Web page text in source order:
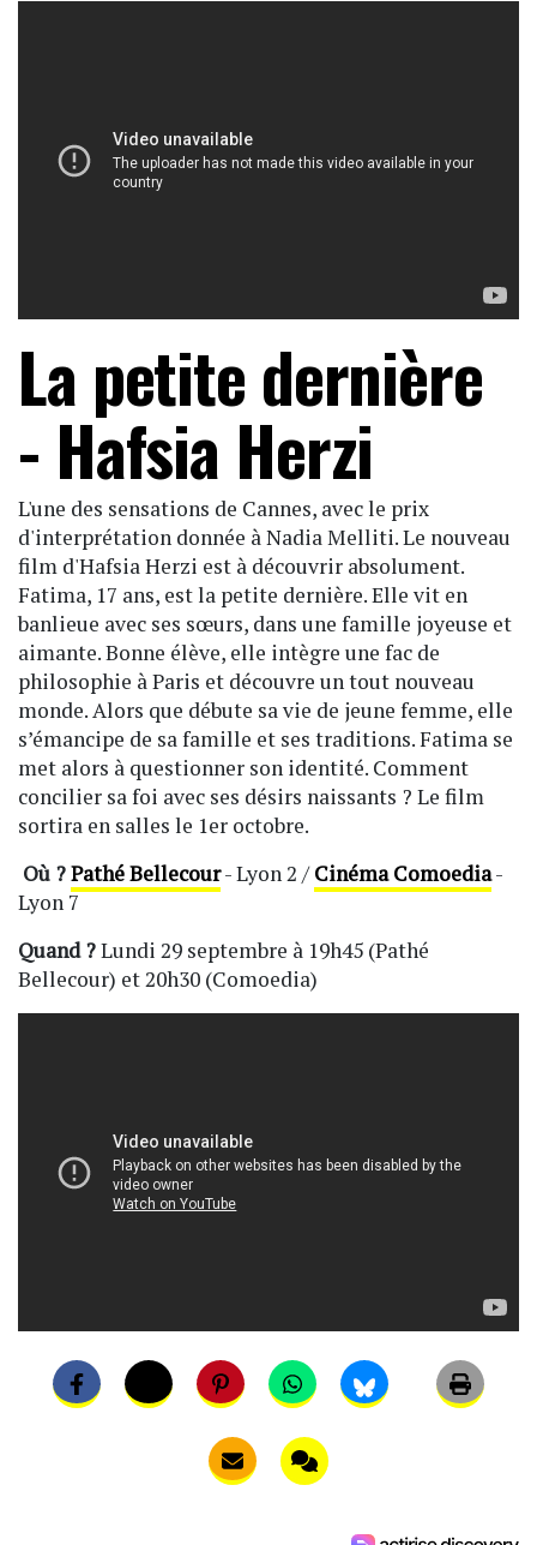
La petite dernière
- Hafsia Herzi
L'une des sensations de Cannes, avec le prix
d'interprétation donnée à Nadia Melliti. Le nouveau
film d'Hafsia Herzi est à découvrir absolument.
Fatima, 17 ans, est la petite dernière. Elle vit en
banlieue avec ses sœurs, dans une famille joyeuse et
aimante. Bonne élève, elle intègre une fac de
philosophie à Paris et découvre un tout nouveau
monde. Alors que débute sa vie de jeune femme, elle
s’émancipe de sa famille et ses traditions. Fatima se
met alors à questionner son identité. Comment
concilier sa foi avec ses désirs naissants ? Le film
sortira en salles le 1er octobre.
Où ?Pathé Bellecour- Lyon 2 /Cinéma Comoedia-
Lyon 7
Quand ?Lundi 29 septembre à 19h45 (Pathé
Bellecour) et 20h30 (Comoedia)